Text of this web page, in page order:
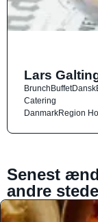
Lars
BrunchBuffetDansk
Catering
DanmarkRegion
Senest
andre